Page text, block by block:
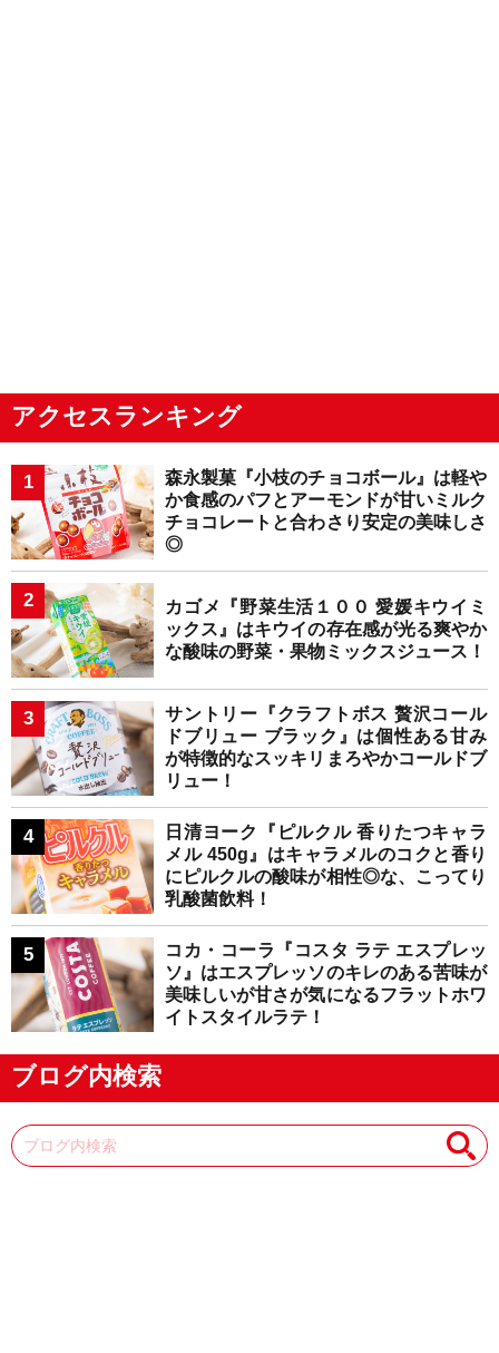
アクセスランキング
森永製菓『小枝のチョコボール』は軽や
か食感のパフとアーモンドが甘いミルク
チョコレートと合わさり安定の美味しさ
◎
カゴメ『野菜生活１００ 愛媛キウイミ
ックス』はキウイの存在感が光る爽やか
な酸味の野菜・果物ミックスジュース！
サントリー『クラフトボス 贅沢コール
ドブリュー ブラック』は個性ある甘み
が特徴的なスッキリまろやかコールドブ
リュー！
日清ヨーク『ピルクル 香りたつキャラ
メル 450g』はキャラメルのコクと香り
にピルクルの酸味が相性◎な、こってり
乳酸菌飲料！
コカ・コーラ『コスタ ラテ エスプレッ
ソ』はエスプレッソのキレのある苦味が
美味しいが甘さが気になるフラットホワ
イトスタイルラテ！
ブログ内検索